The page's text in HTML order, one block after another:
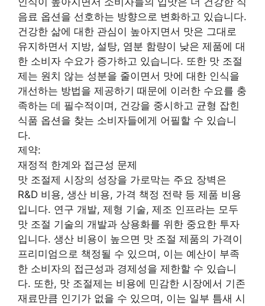
음료 옵션을 선호하는 방향으로 변화하고 있습니다.
건강한 삶에 대한 관심이 높아지면서 맛은 그대로
유지하면서 지방, 설탕, 염분 함량이 낮은 제품에 대
한 소비자 수요가 증가하고 있습니다. 또한 맛 조절
제는 원치 않는 성분을 줄이면서 맛에 대한 인식을
개선하는 방법을 제공하기 때문에 이러한 수요를 충
족하는 데 필수적이며, 건강을 중시하고 균형 잡힌
식품 옵션을 찾는 소비자들에게 어필할 수 있습니
다.
제약:
재정적 한계와 접근성 문제
맛 조절제 시장의 성장을 가로막는 주요 장벽은
R&D 비용, 생산 비용, 가격 책정 전략 등 제품 비용
입니다. 연구 개발, 제형 기술, 제조 인프라는 모두
맛 조절 기술의 개발과 상용화를 위한 중요한 투자
입니다. 생산 비용이 높으면 맛 조절 제품의 가격이
프리미엄으로 책정될 수 있으며, 이는 예산이 부족
한 소비자의 접근성과 경제성을 제한할 수 있습니
다. 또한, 맛 조절제는 비용에 민감한 시장에서 기존
재료만큼 인기가 없을 수 있으며, 이는 일부 틈새 시